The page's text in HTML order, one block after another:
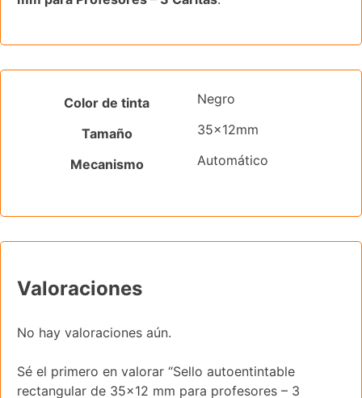
Color de tinta Negro
Tamaño 35x12mm
Mecanismo Automático
Valoraciones
No hay valoraciones aún.
Sé el primero en valorar “Sello autoentintable
rectangular de 35×12 mm para profesores – 3